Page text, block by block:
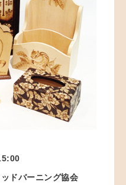
ドバーニング協会